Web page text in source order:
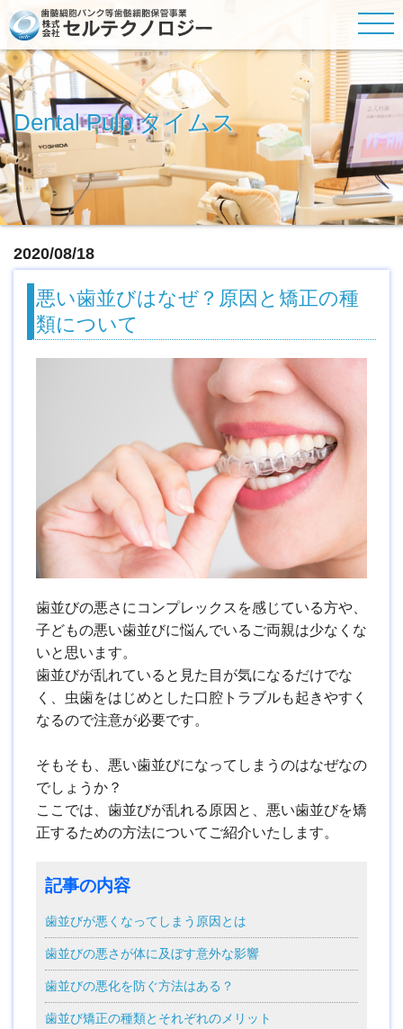
Dental Pulp タイムス
2020/08/18
悪い歯並びはなぜ？原因と矯正の種
類について
歯並びの悪さにコンプレックスを感じている方や、
子どもの悪い歯並びに悩んでいるご両親は少なくな
いと思います。
歯並びが乱れていると見た目が気になるだけでな
く、虫歯をはじめとした口腔トラブルも起きやすく
なるので注意が必要です。
そもそも、悪い歯並びになってしまうのはなぜなの
でしょうか？
ここでは、歯並びが乱れる原因と、悪い歯並びを矯
正するための方法についてご紹介いたします。
記事の内容
歯並びが悪くなってしまう原因とは
歯並びの悪さが体に及ぼす意外な影響
歯並びの悪化を防ぐ方法はある？
歯並び矯正の種類とそれぞれのメリット